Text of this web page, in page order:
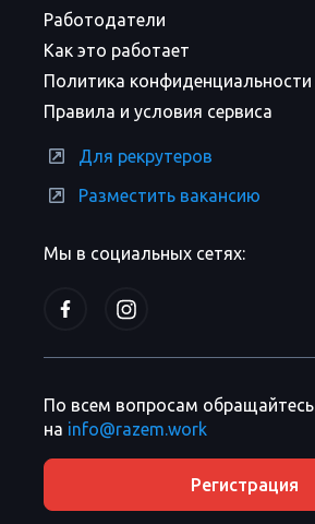
Мы в социальных сетях:
Работодатели
Как это работает
Политика конфиденциальности
Правила и условия сервиса
Для рекрутеров
Разместить вакансию
По всем вопросам обращайтесь
на info@razem.work
Регистрация